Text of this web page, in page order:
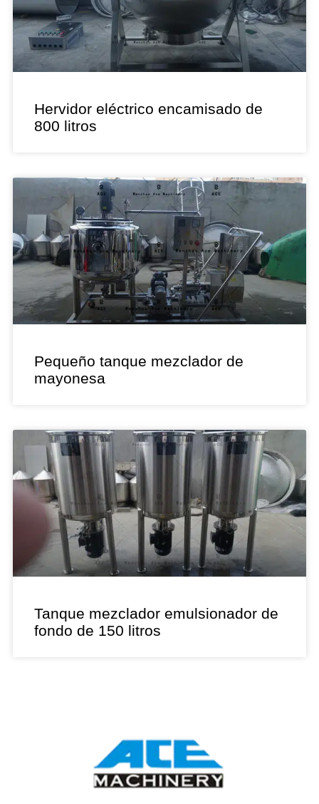
Hervidor eléctrico encamisado de
800 litros
Pequeño tanque mezclador de
mayonesa
Tanque mezclador emulsionador de
fondo de 150 litros